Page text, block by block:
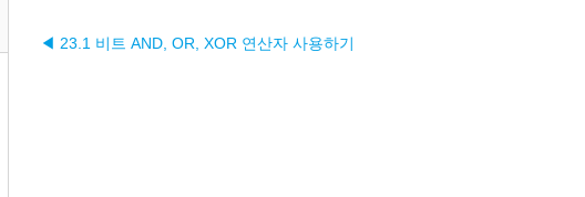
◀ 23.1 비트 AND, OR, XOR 연산자 사용하기